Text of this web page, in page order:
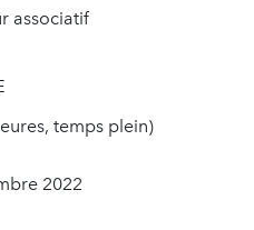
associatif
temps plein)
2022